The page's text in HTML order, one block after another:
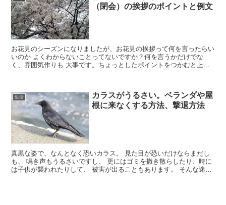
（閉会）の挨拶のポイントと例文
お花見のシーズンになりましたが、お花見の挨拶って何を言ったらい
いのか よくわからないことってないですか？何を言うかだけでな
く、雰囲気作りも 大事です。ちょっとしたポイントをつかむと上手
生活
カラスがうるさい。ベランダや屋
根に来なくする方法、撃退方法
真黒な姿で、なんとなく恐いカラス。 見た目が恐いだけならまだし
も、 鳴き声もうるさいですし、 更にはゴミを撒き散らしたり、時に
は子供が襲われたりして、 被害が出ることもあります。 そんな迷惑